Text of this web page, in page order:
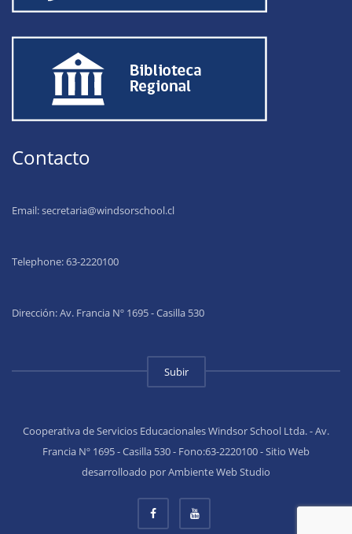
Contacto
Email:secretaria@windsorschool.cl
Telephone: 63-2220100
Dirección: Av. Francia Nº 1695 - Casilla 530
Subir
Cooperativa de Servicios Educacionales Windsor School Ltda. - Av.
Francia Nº 1695 - Casilla 530 - Fono:63-2220100 - Sitio Web
desarrolloado por Ambiente Web Studio